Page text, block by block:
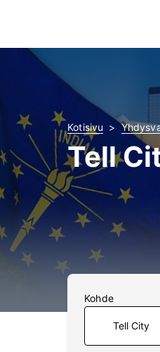
Kotisivu
Tell
Kohde